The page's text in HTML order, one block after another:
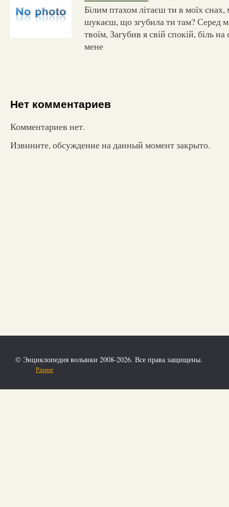
Білим птахом літаєш ти в моїх снах,
шукаєш, що згубила ти там? Серед
твоїм, Загубив я свій спокій, біль
мене
Нет комментариев
Комментариев нет.
Извините, обсуждение на данный момент закрыто.
© Энциклопедия волынки 2008-2026. Все права защищены.
Разное